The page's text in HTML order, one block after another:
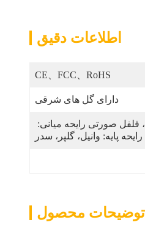
اطلاعات دقیق
CE、FCC、RoHS
دارای گل های شرقی
پایه: وانیل، گلپر، سدر
توضیحات محصول